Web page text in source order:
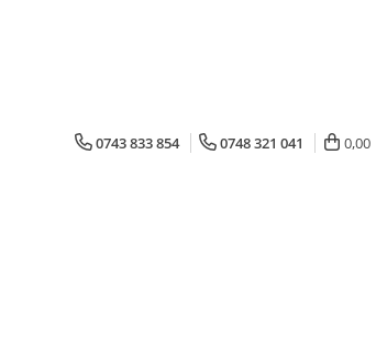
0743 833 854 0748 321 041 0,00